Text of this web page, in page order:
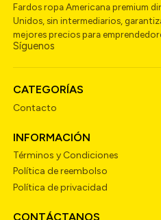
Fardos ropa Americana premium
Unidos, sin intermediarios,
mejores precios para
Síguenos
CATEGORÍAS
Contacto
INFORMACIÓN
Términos y Condiciones
Política de reembolso
Política de privacidad
CONTÁCTANOS